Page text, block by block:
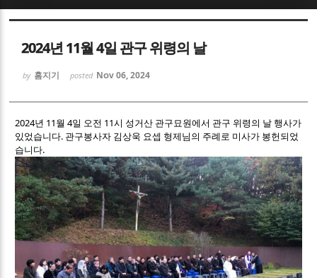
2024년 11월 4일 관구 위령의 날
by 홈지기 posted Nov 06, 2024
2024년 11월 4일 오전 11시 성거산 관구묘원에서 관구 위령의 날 행사가
있었습니다. 관구봉사자 김상욱 요셉 형제님의 주례로 미사가 봉헌되었
습니다.
Sketchbook5, 스케치북5
Sketchbook5, 스케치북5
Sketchbook5, 스케치북5
Sketchbook5, 스케치북5